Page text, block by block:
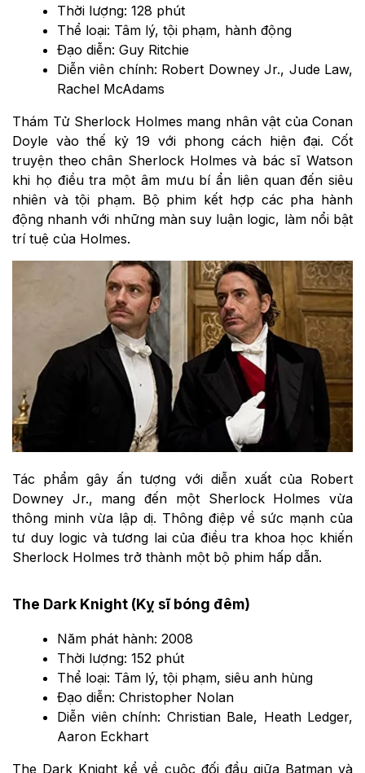
Thời lượng: 128 phút
Thể loại: Tâm lý, tội phạm, hành động
Đạo diễn: Guy Ritchie
Diễn viên chính: Robert Downey Jr., Jude Law,
Rachel McAdams
Thám Tử Sherlock Holmes mang nhân vật của Conan
Doyle vào thế kỷ 19 với phong cách hiện đại. Cốt
truyện theo chân Sherlock Holmes và bác sĩ Watson
khi họ điều tra một âm mưu bí ẩn liên quan đến siêu
nhiên và tội phạm. Bộ phim kết hợp các pha hành
động nhanh với những màn suy luận logic, làm nổi bật
trí tuệ của Holmes.
Tác phẩm gây ấn tượng với diễn xuất của Robert
Downey Jr., mang đến một Sherlock Holmes vừa
thông minh vừa lập dị. Thông điệp về sức mạnh của
tư duy logic và tương lai của điều tra khoa học khiến
Sherlock Holmes trở thành một bộ phim hấp dẫn.
The Dark Knight (Kỵ sĩ bóng đêm)
Năm phát hành: 2008
Thời lượng: 152 phút
Thể loại: Tâm lý, tội phạm, siêu anh hùng
Đạo diễn: Christopher Nolan
Diễn viên chính: Christian Bale, Heath Ledger,
Aaron Eckhart
The Dark Knight kể về cuộc đối đầu giữa Batman và